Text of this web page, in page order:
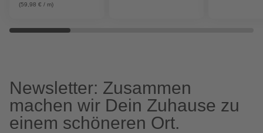
(59,98 € / m)
Newsletter: Zusammen
machen wir Dein Zuhause zu
einem schöneren Ort.